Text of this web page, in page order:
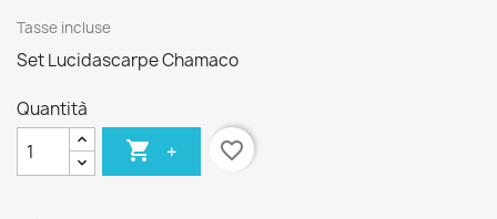
Tasse incluse
Set Lucidascarpe Chamaco
Quantità
 + favorite_border